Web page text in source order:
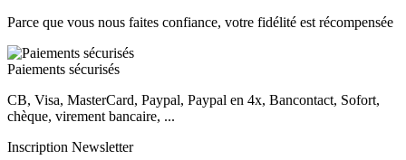
Parce que vous nous faites confiance, votre fidélité est récompensée
Paiements sécurisés
CB, Visa, MasterCard, Paypal, Paypal en 4x, Bancontact, Sofort,
chèque, virement bancaire, ...
Inscription Newsletter